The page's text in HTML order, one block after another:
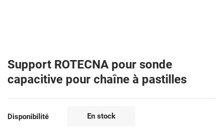
Support ROTECNA pour sonde
capacitive pour chaîne à pastilles
Disponibilité En stock